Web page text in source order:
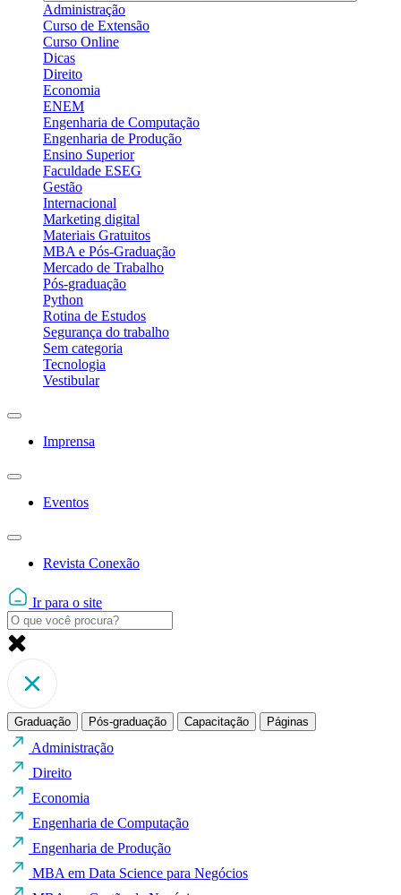
Administração
Curso de Extensão
Curso Online
Dicas
Direito
Economia
ENEM
Engenharia de Computação
Engenharia de Produção
Ensino Superior
Faculdade ESEG
Gestão
Internacional
Marketing digital
Materiais Gratuitos
MBA e Pós-Graduação
Mercado de Trabalho
Pós-graduação
Python
Rotina de Estudos
Segurança do trabalho
Sem categoria
Tecnologia
Vestibular
Imprensa
Eventos
Revista Conexão
Ir para o site
Graduação Pós-graduação Capacitação Páginas
Administração
Direito
Economia
Engenharia de Computação
Engenharia de Produção
MBA em Data Science para Negócios